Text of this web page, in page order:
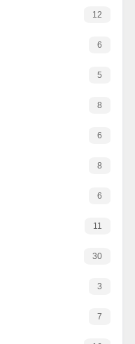
12
6
5
8
6
8
6
11
30
3
7